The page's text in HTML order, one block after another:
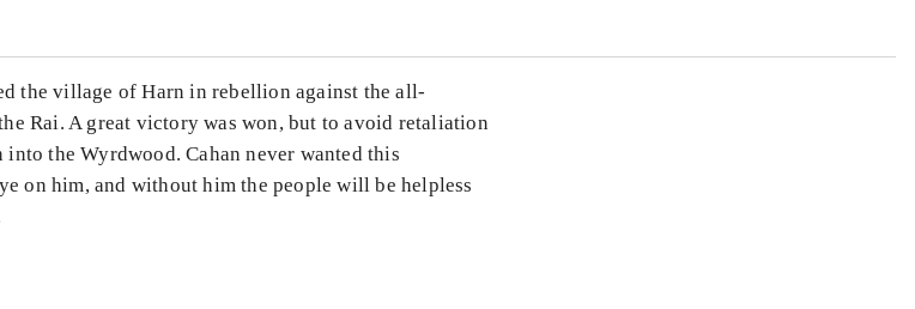
the village of Harn in rebellion against the all-
Rai. A great victory was won, but to avoid retaliation
the Wyrdwood. Cahan never wanted this
on him, and without him the people will be helpless